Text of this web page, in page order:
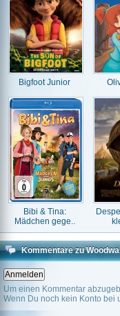
Bigfoot Junior
Bibi & Tina:
Mädchen gege..
Kommentare zu
Um einen Kommentar
Wenn Du noch kein Konto bei